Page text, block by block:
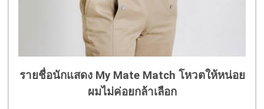
รายชื่อนักแสดง My Mate Match โหวตให้หน่อย
ผมไม่ค่อยกล้าเลือก